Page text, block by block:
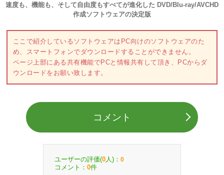
速度も、機能も、そして自由度もすべてが進化した DVD/Blu-ray/AVCHD
作成ソフトウェアの決定版
ここで紹介しているソフトウェアはPC向けのソフトウェアのた
め、スマートフォンでダウンロードすることができません。
ページ上部にある共有機能でPCと情報共有して頂き、PCからダ
ウンロードをお願い致します。
コメント
ユーザーの評価(0 人)： 0
コメント： 0件